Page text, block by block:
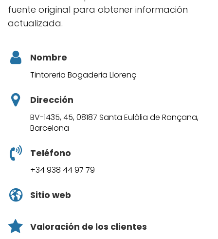
fuente original para obtener información
actualizada.
Nombre
Tintoreria Bogaderia Llorenç
Dirección
BV-1435, 45, 08187 Santa Eulàlia de Ronçana,
Barcelona
Teléfono
+34 938 44 97 79
Sitio web
Valoración de los clientes